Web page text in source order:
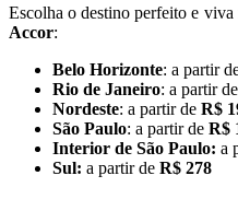
Escolha o destino perfeito e
Accor:
Belo Horizonte: a partir
Rio de Janeiro: a partir de
Nordeste: a partir de R$
São Paulo: a partir de R$
Interior de São Paulo: a
Sul: a partir de R$ 278